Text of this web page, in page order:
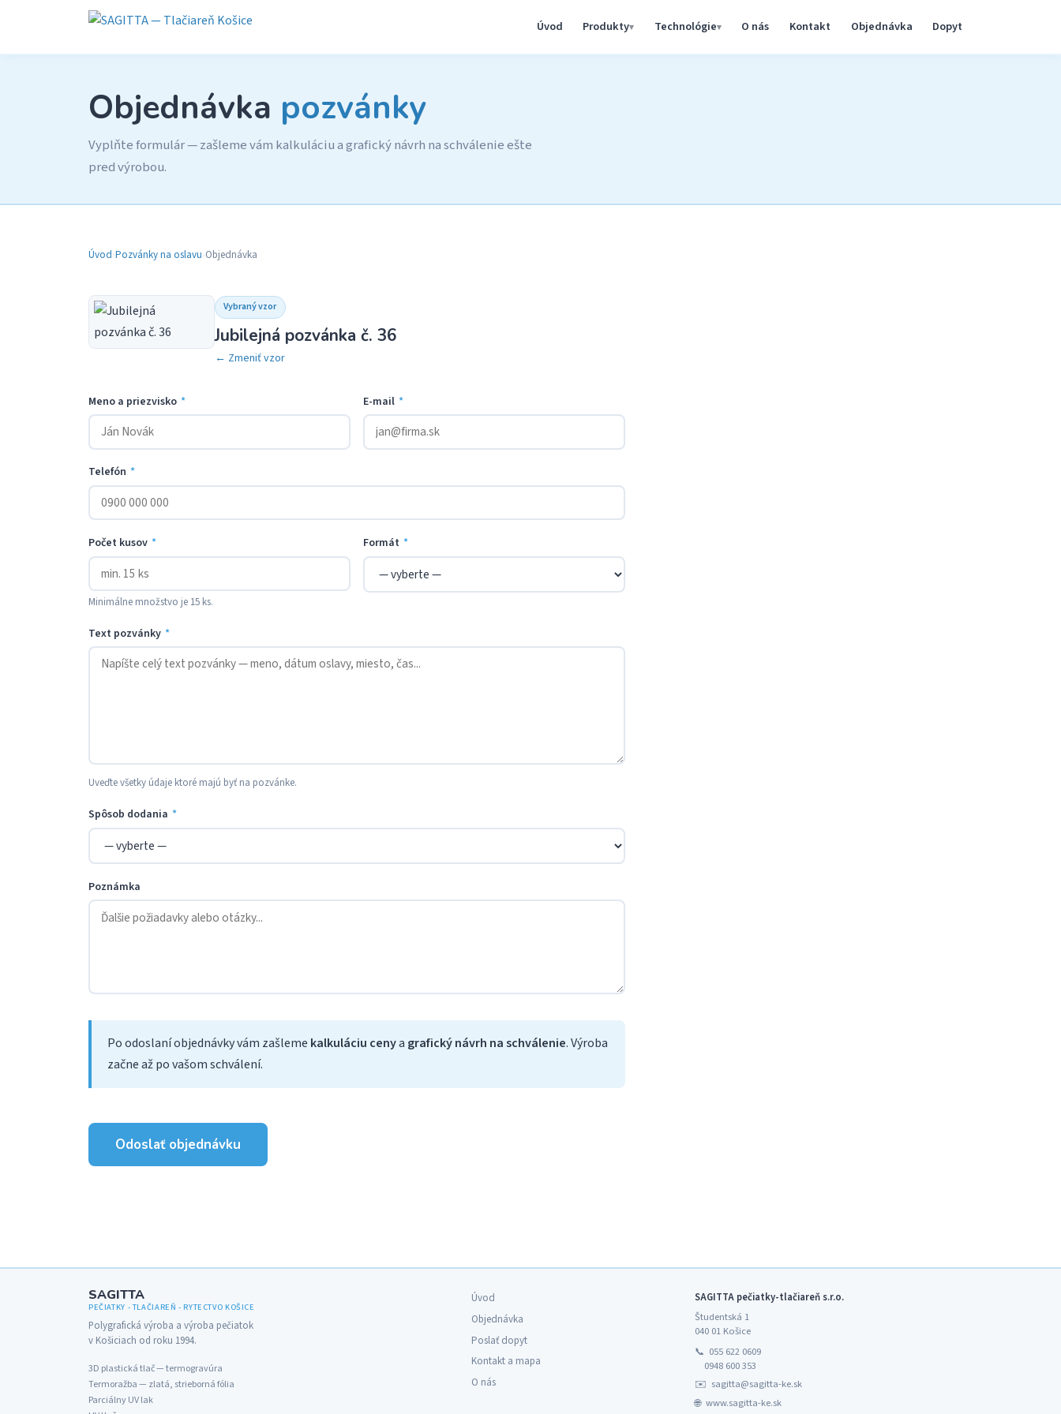
Úvod Produkty Technológie O nás Kontakt Objednávka Dopyt
Objednávka pozvánky
Vyplňte formulár — zašleme vám kalkuláciu a grafický návrh na schválenie ešte
pred výrobou.
Úvod›Pozvánky na oslavu›Objednávka
Vybraný vzor
Jubilejná pozvánka č. 36
← Zmeniť vzor
Meno a priezvisko * E-mail *
Telefón *
Počet kusov *
Minimálne množstvo je 15 ks.
Formát *
Text pozvánky *
Uveďte všetky údaje ktoré majú byť na pozvánke.
Spôsob dodania *
Poznámka
Po odoslaní objednávky vám zašleme kalkuláciu cenya grafický návrh na schválenie. Výroba
začne až po vašom schválení.
Odoslať objednávku
SAGITTA
PEČIATKY - TLAČIAREŇ - RYTECTVO KOŠICE
Polygrafická výroba a výroba pečiatok
v Košiciach od roku 1994.
3D plastická tlač — termogravúra
Termoražba — zlatá, strieborná fólia
Parciálny UV lak
Úvod
Objednávka
Poslať dopyt
Kontakt a mapa
O nás
SAGITTA pečiatky-tlačiareň s.r.o.
Študentská 1
040 01 Košice
📞 055 622 0609
0948 600 353
✉️ sagitta@sagitta-ke.sk
🌐 www.sagitta-ke.sk